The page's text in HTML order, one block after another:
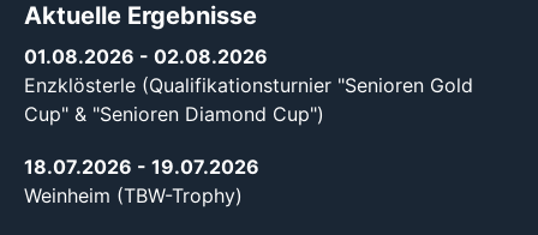
Aktuelle Ergebnisse
01.08.2026 - 02.08.2026
Enzklösterle (Qualifikationsturnier "Senioren Gold
Cup" & "Senioren Diamond Cup")
18.07.2026 - 19.07.2026
Weinheim (TBW-Trophy)